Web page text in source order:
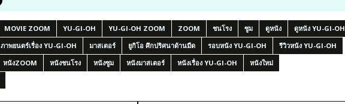
MOVIE ZOOM YU-GI-OH YU-GI-OH ZOOM ZOOM ชนโรง ซูม ดูหนัง
ดูหนัง YU-GI-OH
ภาพยนตร์เรื่อง YU-GI-OH มาสเตอร์ ยูกิโอ ศึกปริศนาด้านมืด รอบหนัง YU-GI-OH
รีวิวหนัง YU-GI-OH
หนังZOOM หนังชนโรง หนังซูม หนังมาสเตอร์ หนังเรื่อง YU-GI-OH
หนังใหม่